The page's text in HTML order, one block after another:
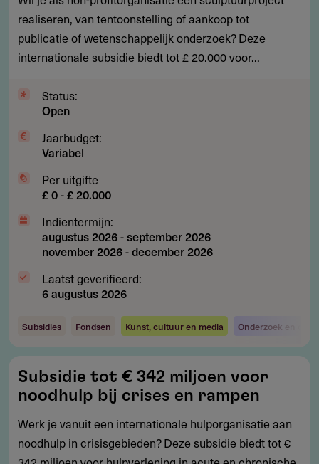
voor
sculptuurprojecten
non-
realiseren, van tentoonstelling of aankoop tot
publicatie of wetenschappelijk onderzoek? Deze
internationale subsidie biedt tot £ 20.000 voor...
Status:
Open
Jaarbudget:
Variabel
Per uitgifte
£ 0 - £ 20.000
Indientermijn:
augustus 2026-september 2026
november 2026-december 2026
Laatst geverifieerd:
6 augustus 2026
Subsidies Fondsen Kunst, cultuur en media Onderzoek en
tot
€
342
miljoen
Subsidie tot € 342 miljoen voor
noodhulp bij crises en rampen
Werk je vanuit een internationale hulporganisatie aan
noodhulp in crisisgebieden? Deze subsidie biedt tot €